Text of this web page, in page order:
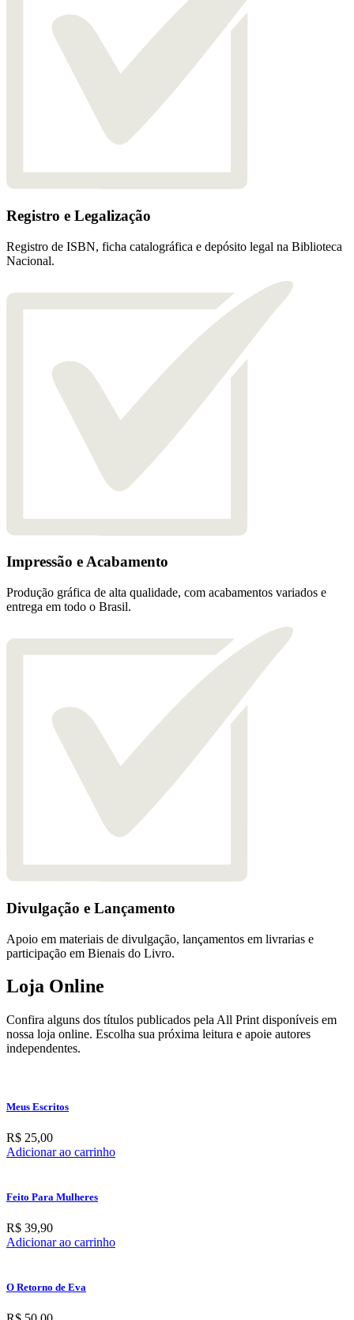
Registro e Legalização
Registro de ISBN, ficha catalográfica e depósito legal na Biblioteca
Nacional.
Impressão e Acabamento
Produção gráfica de alta qualidade, com acabamentos variados e
entrega em todo o Brasil.
Divulgação e Lançamento
Apoio em materiais de divulgação, lançamentos em livrarias e
participação em Bienais do Livro.
Loja Online
Confira alguns dos títulos publicados pela All Print disponíveis em
nossa loja online. Escolha sua próxima leitura e apoie autores
independentes.
Meus Escritos
R$ 25,00
Adicionar ao carrinho
Feito Para Mulheres
R$ 39,90
Adicionar ao carrinho
O Retorno de Eva